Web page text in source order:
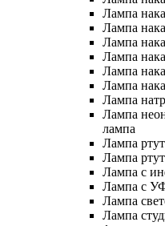
Лампа
Лампа
Лампа
Лампа
Лампа
Лампа
Лампа
Лампа
лампа
Лампа
Лампа
Лампа с
Лампа с
Лампа
Лампа